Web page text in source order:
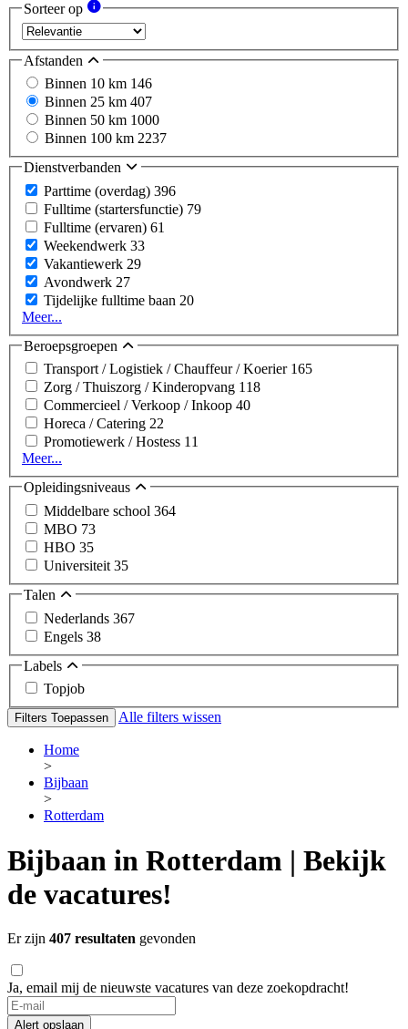
Sorteer op
Afstanden
Binnen 10 km 146
Binnen 25 km 407
Binnen 50 km 1000
Binnen 100 km 2237
Dienstverbanden
Parttime (overdag) 396
Fulltime (startersfunctie) 79
Fulltime (ervaren) 61
Weekendwerk 33
Vakantiewerk 29
Avondwerk 27
Tijdelijke fulltime baan 20
Meer...
Beroepsgroepen
Transport / Logistiek / Chauffeur / Koerier 165
Zorg / Thuiszorg / Kinderopvang 118
Commercieel / Verkoop / Inkoop 40
Horeca / Catering 22
Promotiewerk / Hostess 11
Meer...
Opleidingsniveaus
Middelbare school 364
MBO 73
HBO 35
Universiteit 35
Talen
Nederlands 367
Engels 38
Labels
Topjob
Filters Toepassen Alle filters wissen
Home
>
Bijbaan
>
Rotterdam
Bijbaan in Rotterdam | Bekijk
de vacatures!
Er zijn 407 resultaten gevonden
Ja, email mij de nieuwste vacatures van deze zoekopdracht!
Alert opslaan